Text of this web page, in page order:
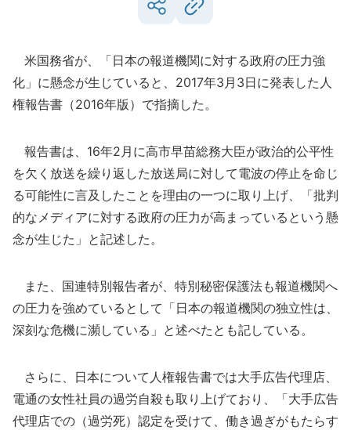
米国務省が、「日本の報道機関に対する政府の圧力強
化」に懸念が生じていると、2017年3月3日に発表した人
権報告書（2016年版）で指摘した。
報告書は、16年2月に高市早苗総務大臣が政治的公平性
を欠く放送を繰り返した放送局に対して電波の停止を命じ
る可能性に言及したことを理由の一つに取り上げ、「批判
的なメディアに対する政府の圧力が高まっているという懸
念が生じた」と記述した。
また、国連特別報告者が、特別秘密保護法も報道機関へ
の圧力を強めているとして「日本の報道機関の独立性は、
深刻な危機に瀕している」と述べたとも記している。
さらに、日本について人権報告書では大手広告代理店、
電通の女性社員の過労自殺も取り上げており、「大手広告
代理店での（過労死）認定を受けて、働き過ぎがもたらす